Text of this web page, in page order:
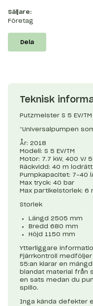
Säljare:
Företag
Dela
Teknisk
Putzmeister S 5 EV/TM
”Universalpumpen
År: 2018
Modell: S 5 EV/TM
Motor: 7.7 kW, 400 V/
Räckvidd: 40 m
Pumpkapacitet: 7-40
Max tryck: 40 bar
Max partikelstorlek: 6
Storlek
Längd 2505 mm
Bredd 680 mm
Höjd 1150 mm
Ytterliggare
Fjärrkontroll medföljer
S5:an klarar en
blandat material från
en sats medan du
spillo.
Inga kända defekter